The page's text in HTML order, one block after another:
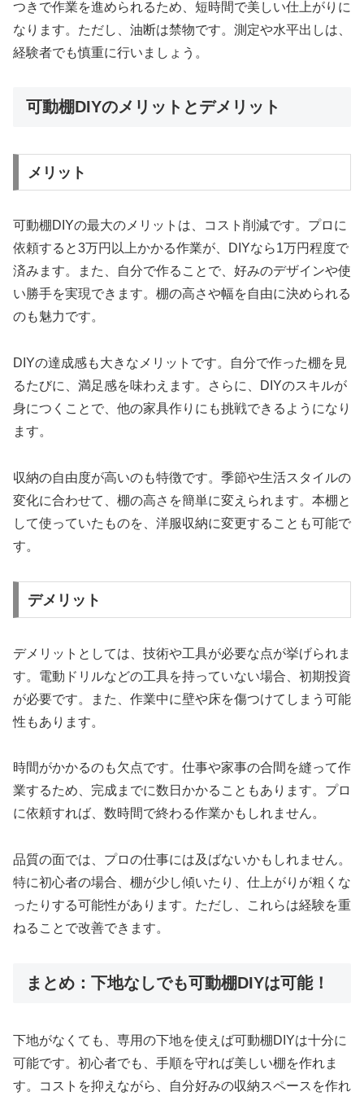
つきで作業を進められるため、短時間で美しい仕上がりに
なります。ただし、油断は禁物です。測定や水平出しは、
経験者でも慎重に行いましょう。
可動棚DIYのメリットとデメリット
メリット
可動棚DIYの最大のメリットは、コスト削減です。プロに
依頼すると3万円以上かかる作業が、DIYなら1万円程度で
済みます。また、自分で作ることで、好みのデザインや使
い勝手を実現できます。棚の高さや幅を自由に決められる
のも魅力です。
DIYの達成感も大きなメリットです。自分で作った棚を見
るたびに、満足感を味わえます。さらに、DIYのスキルが
身につくことで、他の家具作りにも挑戦できるようになり
ます。
収納の自由度が高いのも特徴です。季節や生活スタイルの
変化に合わせて、棚の高さを簡単に変えられます。本棚と
して使っていたものを、洋服収納に変更することも可能で
す。
デメリット
デメリットとしては、技術や工具が必要な点が挙げられま
す。電動ドリルなどの工具を持っていない場合、初期投資
が必要です。また、作業中に壁や床を傷つけてしまう可能
性もあります。
時間がかかるのも欠点です。仕事や家事の合間を縫って作
業するため、完成までに数日かかることもあります。プロ
に依頼すれば、数時間で終わる作業かもしれません。
品質の面では、プロの仕事には及ばないかもしれません。
特に初心者の場合、棚が少し傾いたり、仕上がりが粗くな
ったりする可能性があります。ただし、これらは経験を重
ねることで改善できます。
まとめ：下地なしでも可動棚DIYは可能！
下地がなくても、専用の下地を使えば可動棚DIYは十分に
可能です。初心者でも、手順を守れば美しい棚を作れま
す。コストを抑えながら、自分好みの収納スペースを作れ